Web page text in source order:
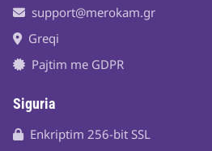
support@merokam.gr
Greqi
Pajtim me GDPR
Siguria
Enkriptim 256-bit SSL